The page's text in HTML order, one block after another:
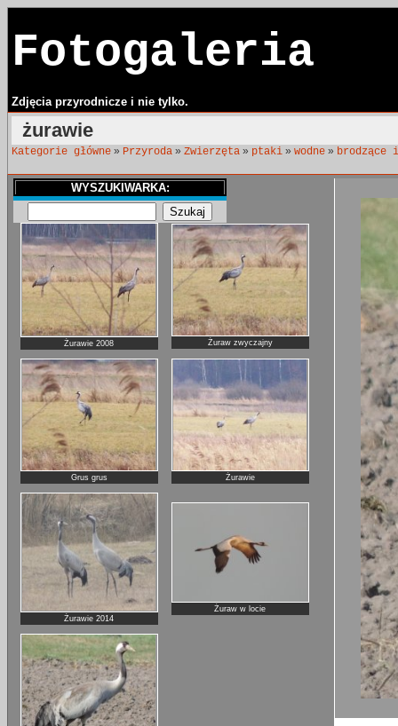
Fotogaleria
Zdjęcia przyrodnicze i nie tylko.
żurawie
Kategorie główne » Przyroda » Zwierzęta » ptaki » wodne » brodzące
WYSZUKIWARKA:
Żurawie 2008 Żuraw zwyczajny
Grus grus Żurawie
Żurawie 2014
Żuraw w locie